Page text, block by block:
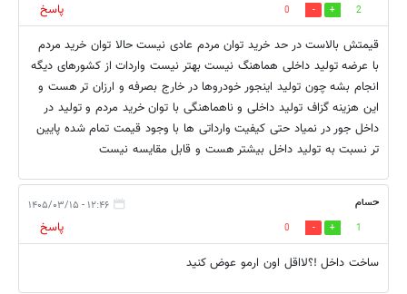
2
0
پاسخ
قیمتش بالاست در حد خرید توان مردم عادی نیست حالا توان خرید مردم
با عرضه تولید داخلی هماهنگ نیست بهتر نیست واردات از کشورهای دیگه
انجام بشه چون تولید اینجور خودروها در خارج بصرفه و ارزان تر هست و
این هزینه گزاف تولید داخلی و ناهماهنگی با توان خرید مردم و تولید در
داخل جور در نمیاد حتی کیفیت وارداتی ها با وجود قیمت تمام شده پایین
تر نسبت به تولید داخل بیشتر هست و قابل مقایسه نیست
حسام ۱۲:۴۶ - ۱۴۰۵/۰۳/۱۵
1
0
پاسخ
ساخت داخل !؟لااقل اون ارمو عوض کنید